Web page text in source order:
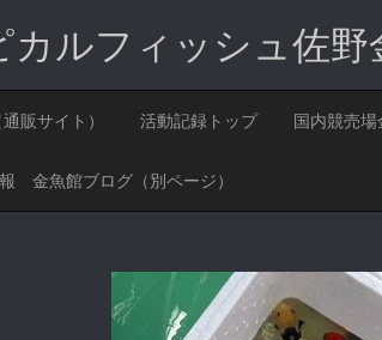
カルフィッシュ佐
販サイト） 活動記録トップ 国内競売
金魚館ブログ（別ページ）